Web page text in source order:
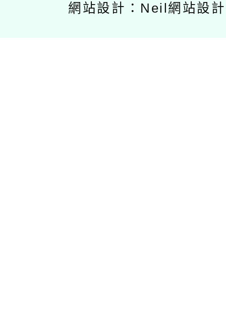
網站設計：Neil網站設